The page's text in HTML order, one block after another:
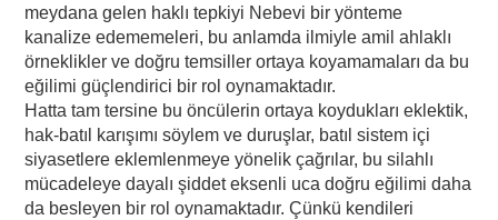
meydana gelen haklı tepkiyi Nebevi bir yönteme
kanalize edememeleri, bu anlamda ilmiyle amil ahlaklı
örneklikler ve doğru temsiller ortaya koyamamaları da bu
eğilimi güçlendirici bir rol oynamaktadır.
Hatta tam tersine bu öncülerin ortaya koydukları eklektik,
hak-batıl karışımı söylem ve duruşlar, batıl sistem içi
siyasetlere eklemlenmeye yönelik çağrılar, bu silahlı
mücadeleye dayalı şiddet eksenli uca doğru eğilimi daha
da besleyen bir rol oynamaktadır. Çünkü kendileri